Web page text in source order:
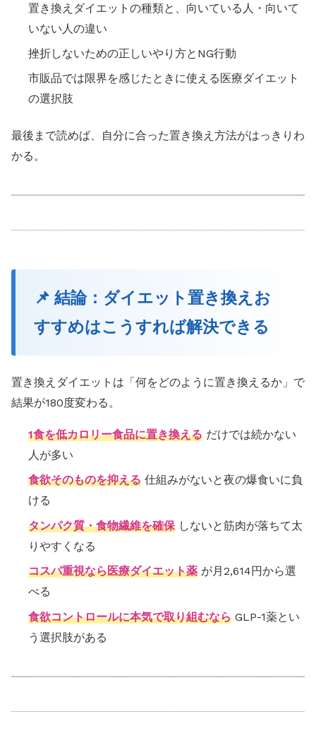
置き換えダイエットの種類と、向いている人・向いて
いない人の違い
挫折しないための正しいやり方とNG行動
市販品では限界を感じたときに使える医療ダイエット
の選択肢
最後まで読めば、自分に合った置き換え方法がはっきりわ
かる。
📌 結論：ダイエット置き換えお
すすめはこうすれば解決できる
置き換えダイエットは「何をどのように置き換えるか」で
結果が180度変わる。
1食を低カロリー食品に置き換える だけでは続かない
人が多い
食欲そのものを抑える 仕組みがないと夜の爆食いに負
ける
タンパク質・食物繊維を確保 しないと筋肉が落ちて太
りやすくなる
コスパ重視なら医療ダイエット薬 が月2,614円から選
べる
食欲コントロールに本気で取り組むなら GLP-1薬とい
う選択肢がある